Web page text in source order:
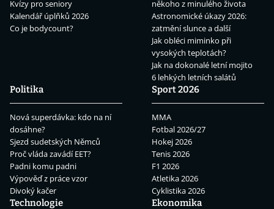
Kvízy pro seniory
Kalendář úplňků 2026
Co je bodycount?
někoho z minulého života
Astronomické úkazy 2026:
zatmění slunce a další
Jak obléci miminko při
vysokých teplotách?
Jak na dokonalé letní mojito
6 lehkých letních salátů
Politika
Nová superdávka: kdo na ní
dosáhne?
Sjezd sudetských Němců
Proč vláda zavádí EET?
Padni komu padni
Výpověď z práce vzor
Divoký kačer
Sport 2026
MMA
Fotbal 2026/27
Hokej 2026
Tenis 2026
F1 2026
Atletika 2026
Cyklistika 2026
Technologie
Ekonomika